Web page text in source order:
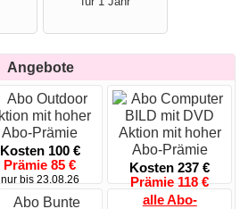
Angebote
Kosten 100 €
Prämie 85 €
nur bis 23.08.26
Kosten 237 €
Prämie 118 €
sol. Vorrat reicht
alle Abo-